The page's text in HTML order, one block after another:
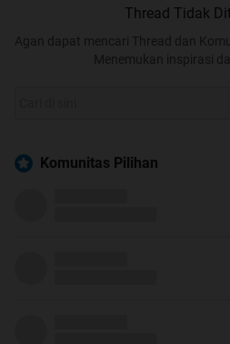
Thread Tidak
Agan dapat mencari Thread dan
Menemukan inspirasi
Komunitas Pilihan